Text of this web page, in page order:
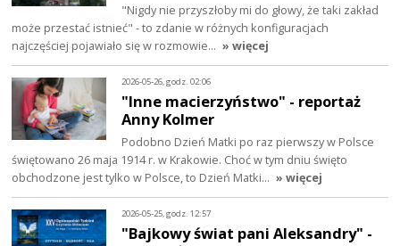
"Nigdy nie przyszłoby mi do głowy, że taki zakład
może przestać istnieć" - to zdanie w różnych konfiguracjach
najczęściej pojawiało się w rozmowie… » więcej
2026-05-26, godz. 02:06
"Inne macierzyństwo" - reportaż
Anny Kolmer
Podobno Dzień Matki po raz pierwszy w Polsce
świętowano 26 maja 1914 r. w Krakowie. Choć w tym dniu święto
obchodzone jest tylko w Polsce, to Dzień Matki… » więcej
2026-05-25, godz. 12:57
"Bajkowy świat pani Aleksandry" -